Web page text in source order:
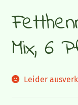
Strukturpflanzen
Herbstpflanzen
Mix, 6
Leider